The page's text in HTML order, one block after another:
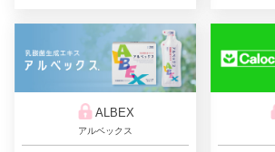
ALBEX
アルベックス